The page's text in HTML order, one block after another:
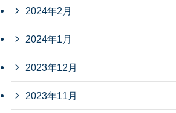
2024年2月
2024年1月
2023年12月
2023年11月